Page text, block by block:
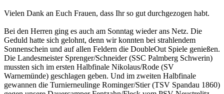
Vielen Dank an Euch Frauen, dass Ihr so gut durchgezogen habt.
Bei den Herren ging es auch am Sonntag wieder ans Netz. Die
Geduld hatte sich gelohnt, denn wir konnten bei strahlendem
Sonnenschein und auf allen Feldern die DoubleOut Spiele genießen.
Die Landesmeister Sprenger/Schneider (SSC Palmberg Schwerin)
mussten sich im ersten Halbfinale Nikolaus/Rode (SV
Warnemünde) geschlagen geben. Und im zweiten Halbfinale
gewannen die Turnierneulinge Rominger/Stier (TSV Spandau 1860)